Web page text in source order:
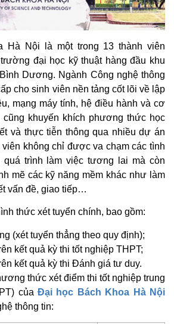
Hà Nội là một trong 13 thành viên
đại học kỹ thuật hàng đầu khu
Dương. Ngành Công nghệ thông
cho sinh viên nền tảng cốt lõi về lập
mạng máy tính, hệ điều hành và cơ
khuyến khích phương thức học
và thực tiễn thông qua nhiều dự án
không chỉ được va chạm các tình
quá trình làm việc tương lai mà còn
mẽ các kỹ năng mềm khác như làm
vấn đề, giao tiếp…
thức xét tuyển chính, bao gồm:
(xét tuyển thẳng theo quy định);
kết quả kỳ thi tốt nghiệp THPT;
kết quả kỳ thi Đánh giá tư duy.
thức xét điểm thi tốt nghiệp trung
của Đại học Bách Khoa Hà Nội
thông tin: